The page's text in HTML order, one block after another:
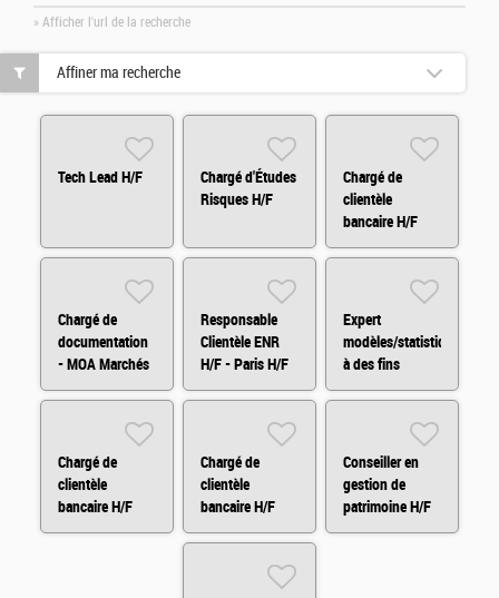
» Afficher l'url de la recherche
Tech Lead H/F
Chargé d'Études
Risques H/F
Chargé de
clientèle
bancaire H/F
Chargé de
documentation
- MOA Marchés
Financiers H/F
Responsable
Clientèle ENR
H/F - Paris H/F
Expert
modèles/statistiques
à des fins
d'audit H/F
Chargé de
clientèle
bancaire H/F
Chargé de
clientèle
bancaire H/F
Conseiller en
gestion de
patrimoine H/F
Affiner ma recherche